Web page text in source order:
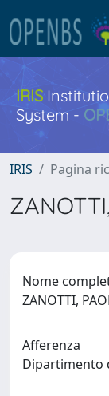
IRIS
System -
IRIS Pagina
Nome
ZANOTTI,
Afferenza
Dipartimento